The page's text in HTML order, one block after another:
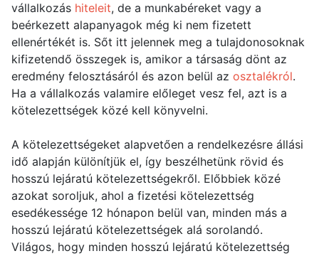
vállalkozás hiteleit, de a munkabéreket vagy a
beérkezett alapanyagok még ki nem fizetett
ellenértékét is. Sőt itt jelennek meg a tulajdonosoknak
kifizetendő összegek is, amikor a társaság dönt az
eredmény felosztásáról és azon belül az osztalékról.
Ha a vállalkozás valamire előleget vesz fel, azt is a
kötelezettségek közé kell könyvelni.
A kötelezettségeket alapvetően a rendelkezésre állási
idő alapján különítjük el, így beszélhetünk rövid és
hosszú lejáratú kötelezettségekről. Előbbiek közé
azokat soroljuk, ahol a fizetési kötelezettség
esedékessége 12 hónapon belül van, minden más a
hosszú lejáratú kötelezettségek alá sorolandó.
Világos, hogy minden hosszú lejáratú kötelezettség